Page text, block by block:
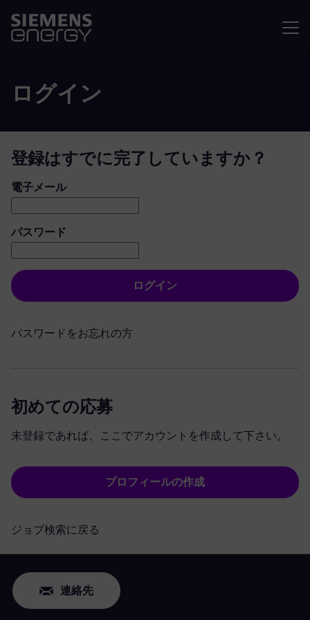
ログイン
登録はすでに完了していますか？
ログイン：ユーザーとパスワード
電子メール
パスワード
ログイン
パスワードをお忘れの方
初めての応募
未登録であれば、ここでアカウントを作成して下さい。
プロフィールの作成
ジョブ検索に戻る
連絡先